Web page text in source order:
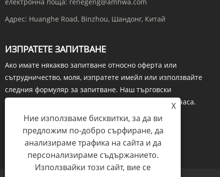
електронна поща: renegeng@amhwa.com
Адрес: Huanghe Road, Binzhou, Шандонг, Китай
ИЗПРАТЕТЕ ЗАПИТВАНЕ
Ако имате някакво запитване относно оферта или
сътрудничество, моля, изпратете имейл или използвайте
следния формуляр за запитване. Наш търговски
представител ще се свърже с вас в рамките на 24 часа.
ЗАПИТВАНЕ СЕГА
X
Ние използваме бисквитки, за да ви
предложим по-добро сърфиране, да
анализираме трафика на сайта и да
персонализираме съдържанието.
Използвайки този сайт, вие се